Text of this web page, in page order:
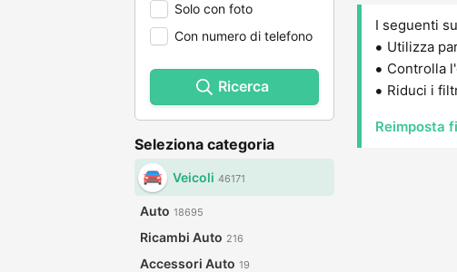
Solo con foto
Con numero di telefono
Ricerca
Seleziona categoria
Veicoli 46171
Auto 18695
Ricambi Auto 216
Accessori Auto 19
I seguenti
Utilizza
Controlla
Riduci i
Reimposta